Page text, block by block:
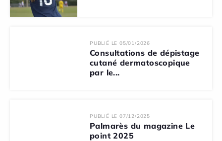
PUBLIÉ LE 05/01/2026
Consultations de dépistage
cutané dermatoscopique
par le...
PUBLIÉ LE 07/12/2025
Palmarès du magazine Le
point 2025